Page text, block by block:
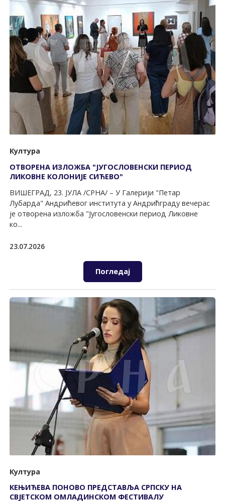
Култура
ОТВОРЕНА ИЗЛОЖБА "ЈУГОСЛОВЕНСКИ ПЕРИОД
ЛИКОВНЕ КОЛОНИЈЕ СИЋЕВО"
ВИШЕГРАД, 23. ЈУЛА /СРНА/ – У Галерији "Петар
Лубарда" Андрићевог института у Андрићграду вечерас
је отворена изложба "Југословенски период Ликовне
ко...
23.07.2026
Погледај
Култура
КЕЊИЋЕВА ПОНОВО ПРЕДСТАВЉА СРПСКУ НА
СВЈЕТСКОМ ОМЛАДИНСКОМ ФЕСТИВАЛУ